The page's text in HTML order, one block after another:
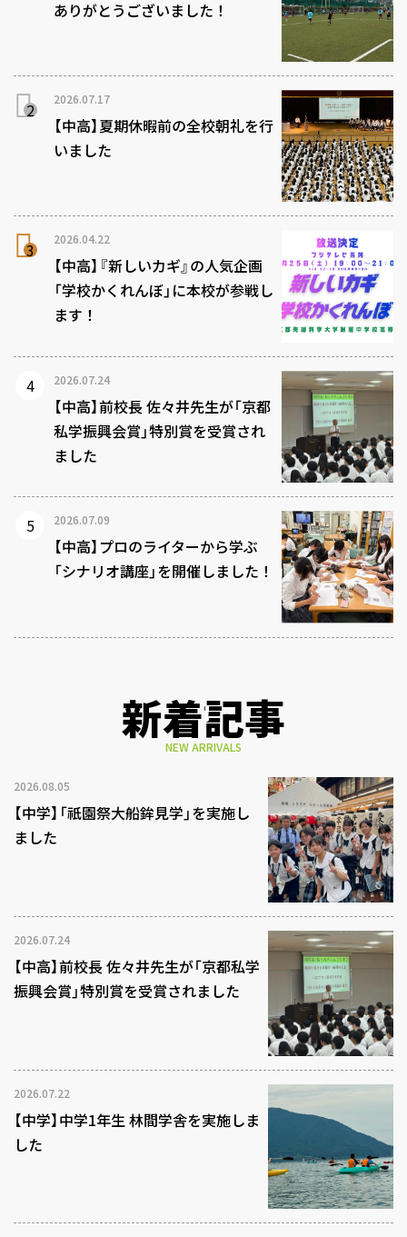
ありがとうございました！
2026.07.17
【中高】夏期休暇前の全校朝礼を行
いました
2026.04.22
【中高】『新しいカギ』の人気企画
「学校かくれんぼ」に本校が参戦し
ます！
2026.07.24
【中高】前校長 佐々井先生が「京都
私学振興会賞」特別賞を受賞され
ました
2026.07.09
【中高】プロのライターから学ぶ
「シナリオ講座」を開催しました！
新着記事
NEW ARRIVALS
2026.08.05
【中学】「祇園祭大船鉾見学」を実施し
ました
2026.07.24
【中高】前校長 佐々井先生が「京都私学
振興会賞」特別賞を受賞されました
2026.07.22
【中学】中学1年生 林間学舎を実施しま
した